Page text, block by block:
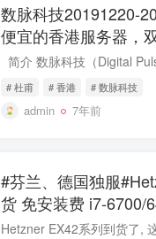
数脉科技20191220-
便宜的香港服务器，
路，E3/E5特惠360元
# 杜甫 # 香港 # 数脉科技
admin 7年前
#芬兰、德国独服
货 免安装费 i7-6700/
NVMe 34/月